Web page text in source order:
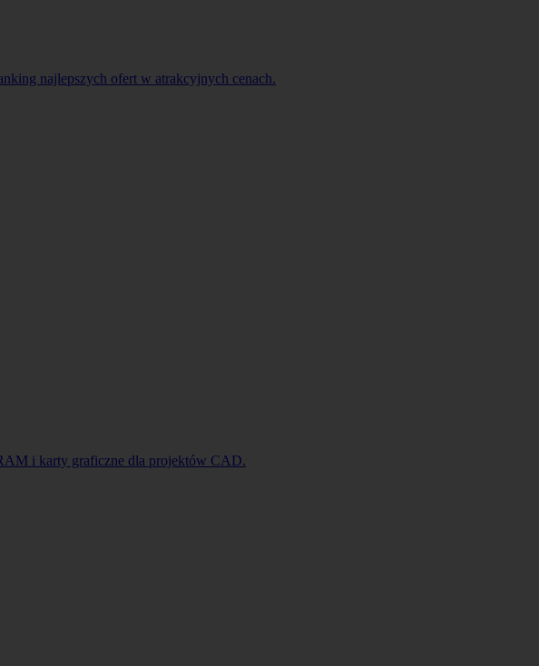
najlepszych ofert w atrakcyjnych cenach.
i karty graficzne dla projektów CAD.